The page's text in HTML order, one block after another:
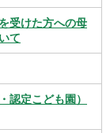
受けた方への母
て
認定こども園）